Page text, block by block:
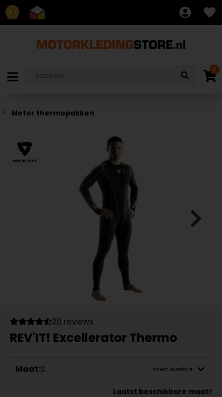
8.7
0
Motor thermopakken
20 reviews
REV'IT! Excellerator Thermo
Maat:S direct leverbaar
Laatst beschikbare maat!